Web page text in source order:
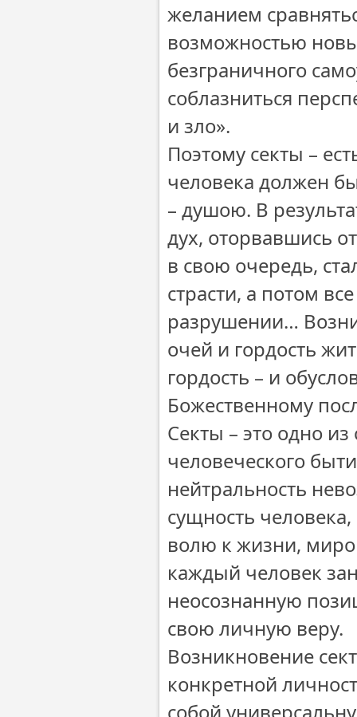
желанием
возможностью
безграничного
соблазниться
и зло».
Поэтому секты –
человека должен
– душою. В
дух, оторвавшись
в свою очередь,
страсти, а потом
разрушении…
очей и гордость
гордость – и
Божественному
Секты – это одно
человеческого
нейтральность
сущность
волю к жизни,
каждый человек
неосознанную
свою личную веру.
Возникновение
конкретной